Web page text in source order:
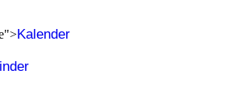
Kalender